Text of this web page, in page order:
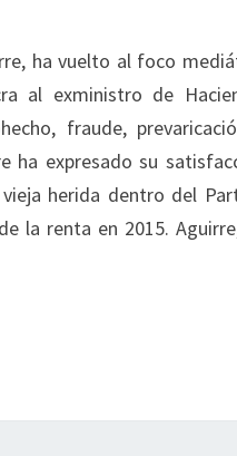
ha vuelto al foco
al exministro de
fraude,
ha expresado su
herida dentro del
la renta en 2015.